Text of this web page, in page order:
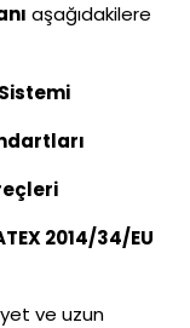
aşağıdakilere
2014/34/EU
ve uzun